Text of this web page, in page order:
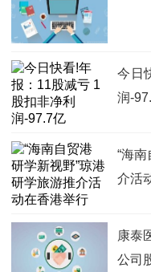
今日
润-
“海
介活
康泰
公司